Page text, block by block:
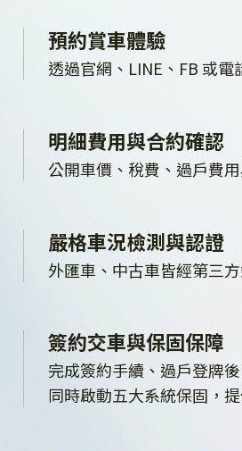
預約賞車體驗
透過官網、LINE、FB 或
明細費用與合約確認
公開車價、稅費、過戶費
嚴格車況檢測與認證
外匯車、中古車皆經第三
簽約交車與保固保障
完成簽約手續、過戶登牌
同時啟動五大系統保固，